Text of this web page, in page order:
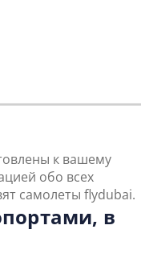
к вашему
обо всех
самолеты flydubai.
в